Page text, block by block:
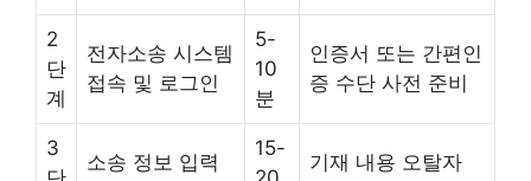
2
단
계
전자소송 시스템
접속 및 로그인
5-
10
분
인증서 또는 간편인
증 수단 사전 준비
3
소송 정보 입력
15-
기재 내용 오탈자